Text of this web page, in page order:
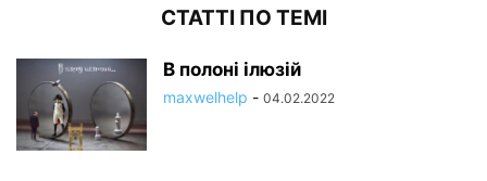
СТАТТІ ПО ТЕМІ
В полоні ілюзій
maxwelhelp - 04.02.2022